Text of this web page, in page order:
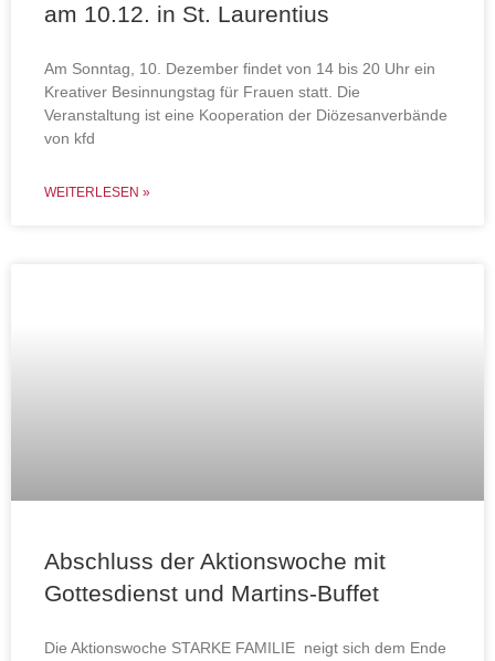
am 10.12. in St. Laurentius
Am Sonntag, 10. Dezember findet von 14 bis 20 Uhr ein
Kreativer Besinnungstag für Frauen statt. Die
Veranstaltung ist eine Kooperation der Diözesanverbände
von kfd
WEITERLESEN »
Abschluss der Aktionswoche mit
Gottesdienst und Martins-Buffet
Die Aktionswoche STARKE FAMILIE neigt sich dem Ende